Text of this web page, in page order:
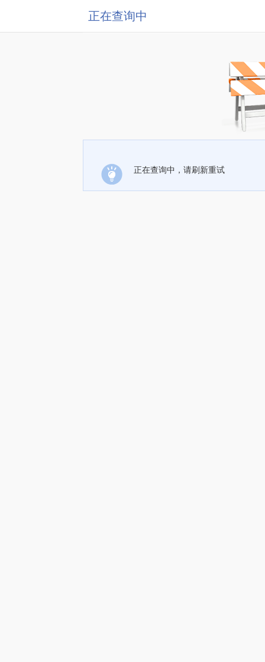
正在查询中
正在查询中，请刷新重试